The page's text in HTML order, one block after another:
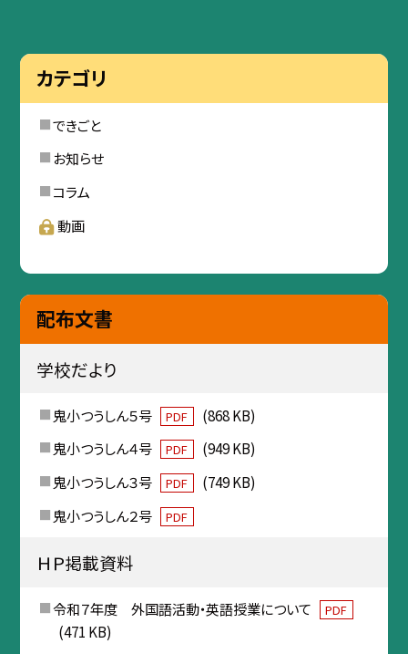
カテゴリ
できごと
お知らせ
コラム
動画
配布文書
学校だより
鬼小つうしん５号 PDF
(868 KB)
鬼小つうしん４号
PDF
(949 KB)
鬼小つうしん３号
PDF
(749 KB)
鬼小つうしん２号
PDF
ＨＰ掲載資料
令和７年度 外国語活動・英語授業について PDF
(471 KB)